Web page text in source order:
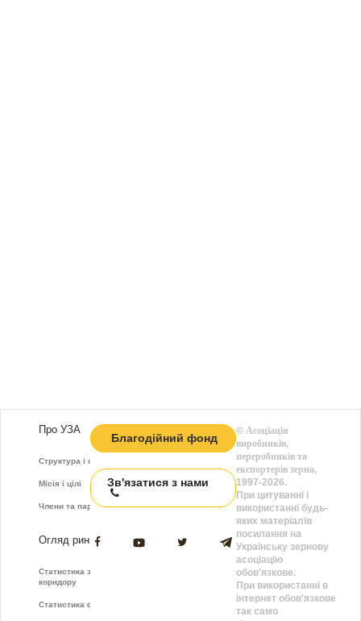
Про УЗА
Структура і функції
Місія і цілі
Члени та партнери
Огляд ринку
Статистика зернового
коридору
Статистика фрахту
Благодійний фонд
Зв'язатися з нами
©Асоціація
виробників,
переробників та
експортерів зерна,
1997-2026.
При цитуванні і
використанні будь-
яких матеріалів
посилання на
Українську зернову
асоціацію
обов'язкове.
При використанні в
інтернет обов'язкове
так само